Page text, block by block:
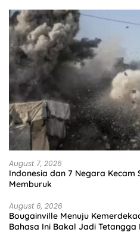
August 7, 2026
Indonesia dan 7 Negara Kecam
Memburuk
August 6, 2026
Bougainville Menuju
Bahasa Ini Bakal Jadi Tetangga